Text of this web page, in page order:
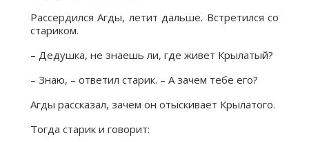
Рассердился Агды, летит дальше. Встретился со
стариком.
– Дедушка, не знаешь ли, где живет Крылатый?
– Знаю, – ответил старик. – А зачем тебе его?
Агды рассказал, зачем он отыскивает Крылатого.
Тогда старик и говорит: